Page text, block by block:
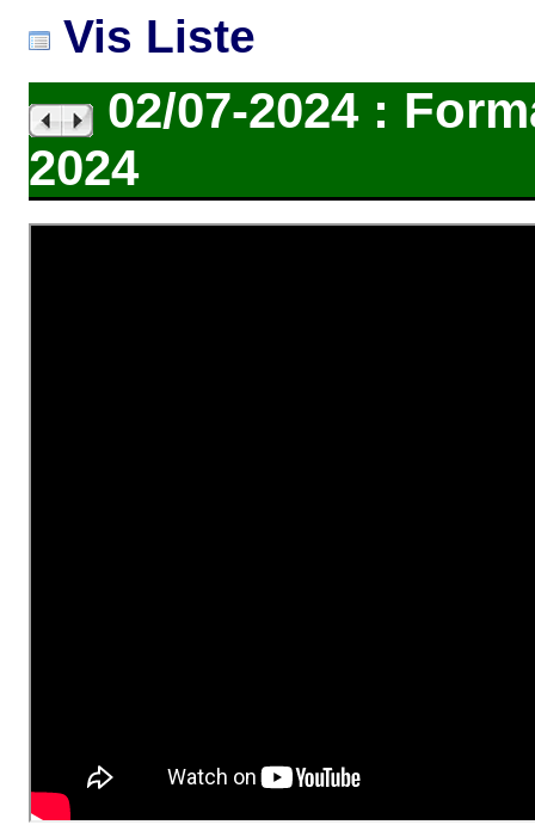
Vis Liste
02/07-2024 :
2024